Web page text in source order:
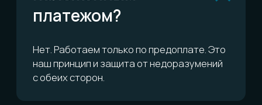
ОСТАЛИСЬ ВОПРОСЫ?